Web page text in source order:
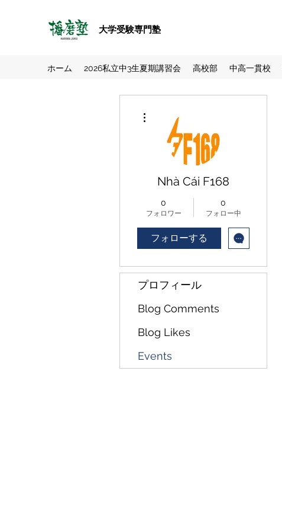
大学受験専門塾
ホーム 2026私立中3生夏期講習会 高校部 中高一貫校
Nhà Cái F168
0
フォロワー
0
フォロー中
フォローする
プロフィール
Blog Comments
Blog Likes
Events